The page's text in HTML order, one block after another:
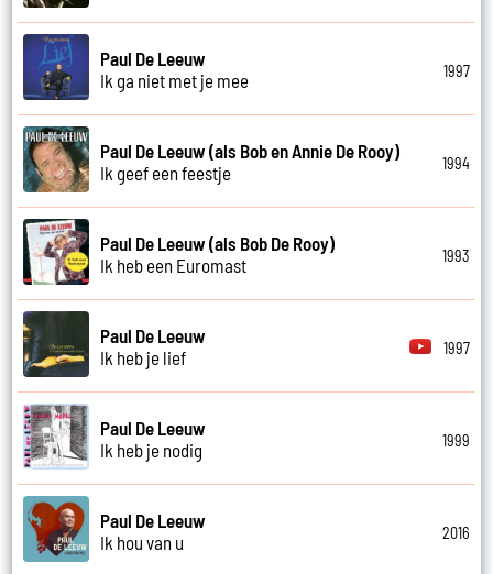
Paul De Leeuw
Ik ga niet met je mee
1997
Paul De Leeuw (als Bob en Annie De Rooy)
Ik geef een feestje
1994
Paul De Leeuw (als Bob De Rooy)
Ik heb een Euromast
1993
Paul De Leeuw
Ik heb je lief
1997
Paul De Leeuw
Ik heb je nodig
1999
Paul De Leeuw
Ik hou van u
2016